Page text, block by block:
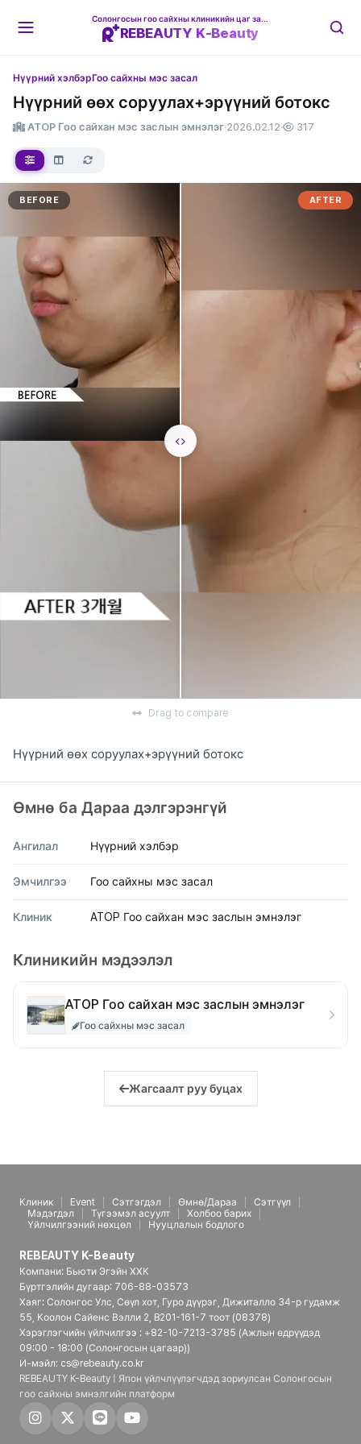
REBEAUTY K-Beauty
Нүүрний хэлбэрГоо сайхны мэс засал
Нүүрний өөх соруулах+эрүүний ботокс
ATOP Гоо сайхан мэс заслын эмнэлэг·2026.02.12· 317
AFTER
BEFORE
Drag to compare
Нүүрний өөх соруулах+эрүүний ботокс
Өмнө ба Дараа дэлгэрэнгүй
Ангилал Нүүрний хэлбэр
Эмчилгээ Гоо сайхны мэс засал
Клиник ATOP Гоо сайхан мэс заслын эмнэлэг
Клиникийн мэдээлэл
ATOP Гоо сайхан мэс заслын эмнэлэг
Гоо сайхны мэс засал
Жагсаалт руу буцах
Клиник Event Сэтгэгдэл Өмнө/Дараа
Сэтгүүл
Мэдэгдэл
Түгээмэл асуулт
Холбоо барих
Үйлчилгээний нөхцөл
Нууцлалын бодлого
REBEAUTY K-Beauty
Компани: Бьюти Эгэйн ХХК
Бүртгэлийн дугаар: 706-88-03573
Хаяг: Солонгос Улс, Сөүл хот, Гуро дүүрэг, Дижиталло 34-р гудамж
55, Коолон Сайенс Вэлли 2, B201-161-7 тоот (08378)
Хэрэглэгчийн үйлчилгээ : +82-10-7213-3785 (Ажлын өдрүүдэд
09:00 - 18:00 (Солонгосын цагаар))
И-мэйл: cs@rebeauty.co.kr
REBEAUTY K-Beauty | Япон үйлчлүүлэгчдэд зориулсан Солонгосын
гоо сайхны эмнэлгийн платформ